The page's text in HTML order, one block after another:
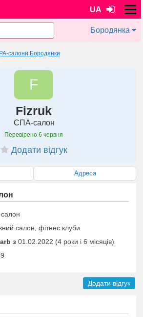
UA
Бородянка
салони Бородянки
F
Fizruk
СПА-салон
Перевірено 6 червня
Додати відгук
Адреса
салон, фітнес клуби
з 01.02.2022 (4 роки i 6 місяців)
Додати відгук